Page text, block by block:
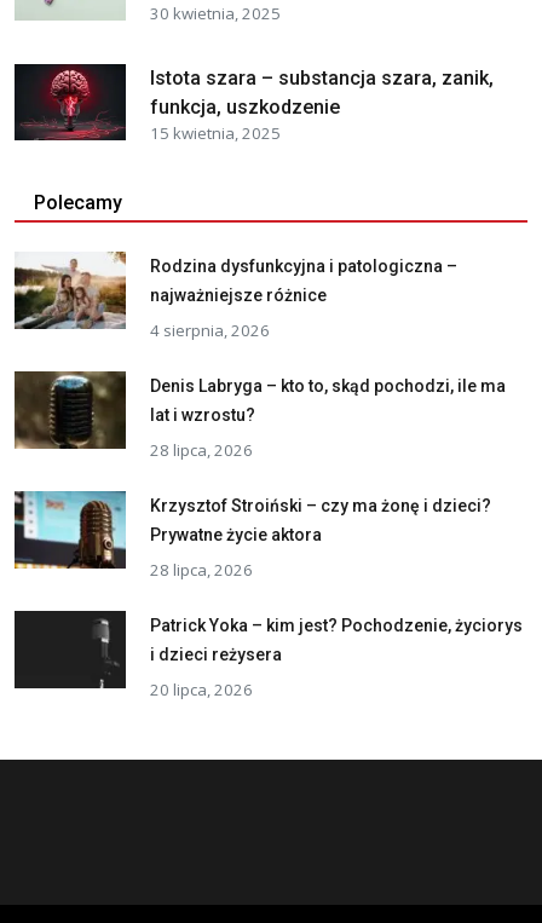
30 kwietnia, 2025
Istota szara – substancja szara, zanik,
funkcja, uszkodzenie
15 kwietnia, 2025
Polecamy
Rodzina dysfunkcyjna i patologiczna –
najważniejsze różnice
4 sierpnia, 2026
Denis Labryga – kto to, skąd pochodzi, ile ma
lat i wzrostu?
28 lipca, 2026
Krzysztof Stroiński – czy ma żonę i dzieci?
Prywatne życie aktora
28 lipca, 2026
Patrick Yoka – kim jest? Pochodzenie, życiorys
i dzieci reżysera
20 lipca, 2026